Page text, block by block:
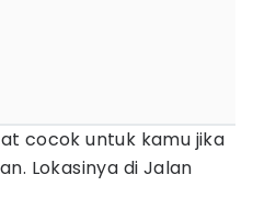
cocok untuk kamu jika
Lokasinya di Jalan